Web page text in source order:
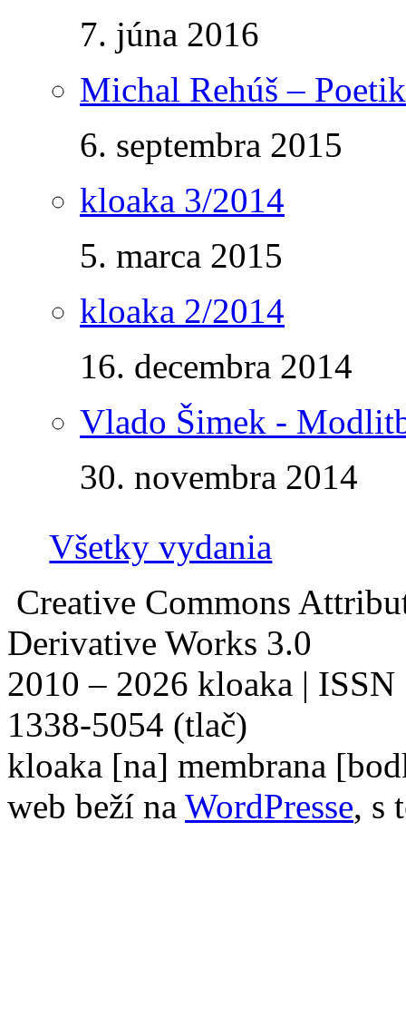
7. júna 2016
Michal Rehúš –
6. septembra 2015
kloaka 3/2014
5. marca 2015
kloaka 2/2014
16. decembra 2014
Vlado Šimek -
30. novembra 2014
Všetky vydania
Creative Commons
Derivative Works 3.0
2010 – 2026 kloaka |
1338-5054 (tlač)
kloaka [na] membrana
web beží na WordPresse, s